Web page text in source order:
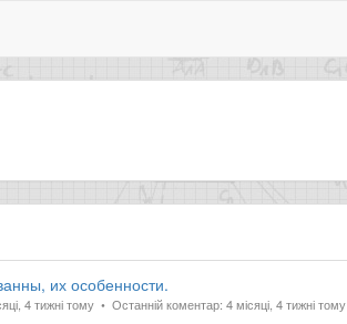
их особенности.
4 тижні тому Останній коментар: 4 місяці, 4 тижні тому